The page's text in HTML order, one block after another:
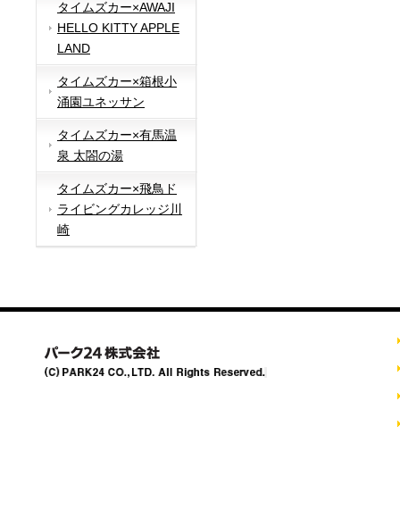
タイムズカー×AWAJI
HELLO KITTY APPLE
LAND
タイムズカー×箱根小
涌園ユネッサン
タイムズカー×有馬温
泉 太閤の湯
タイムズカー×飛鳥ド
ライビングカレッジ川
崎